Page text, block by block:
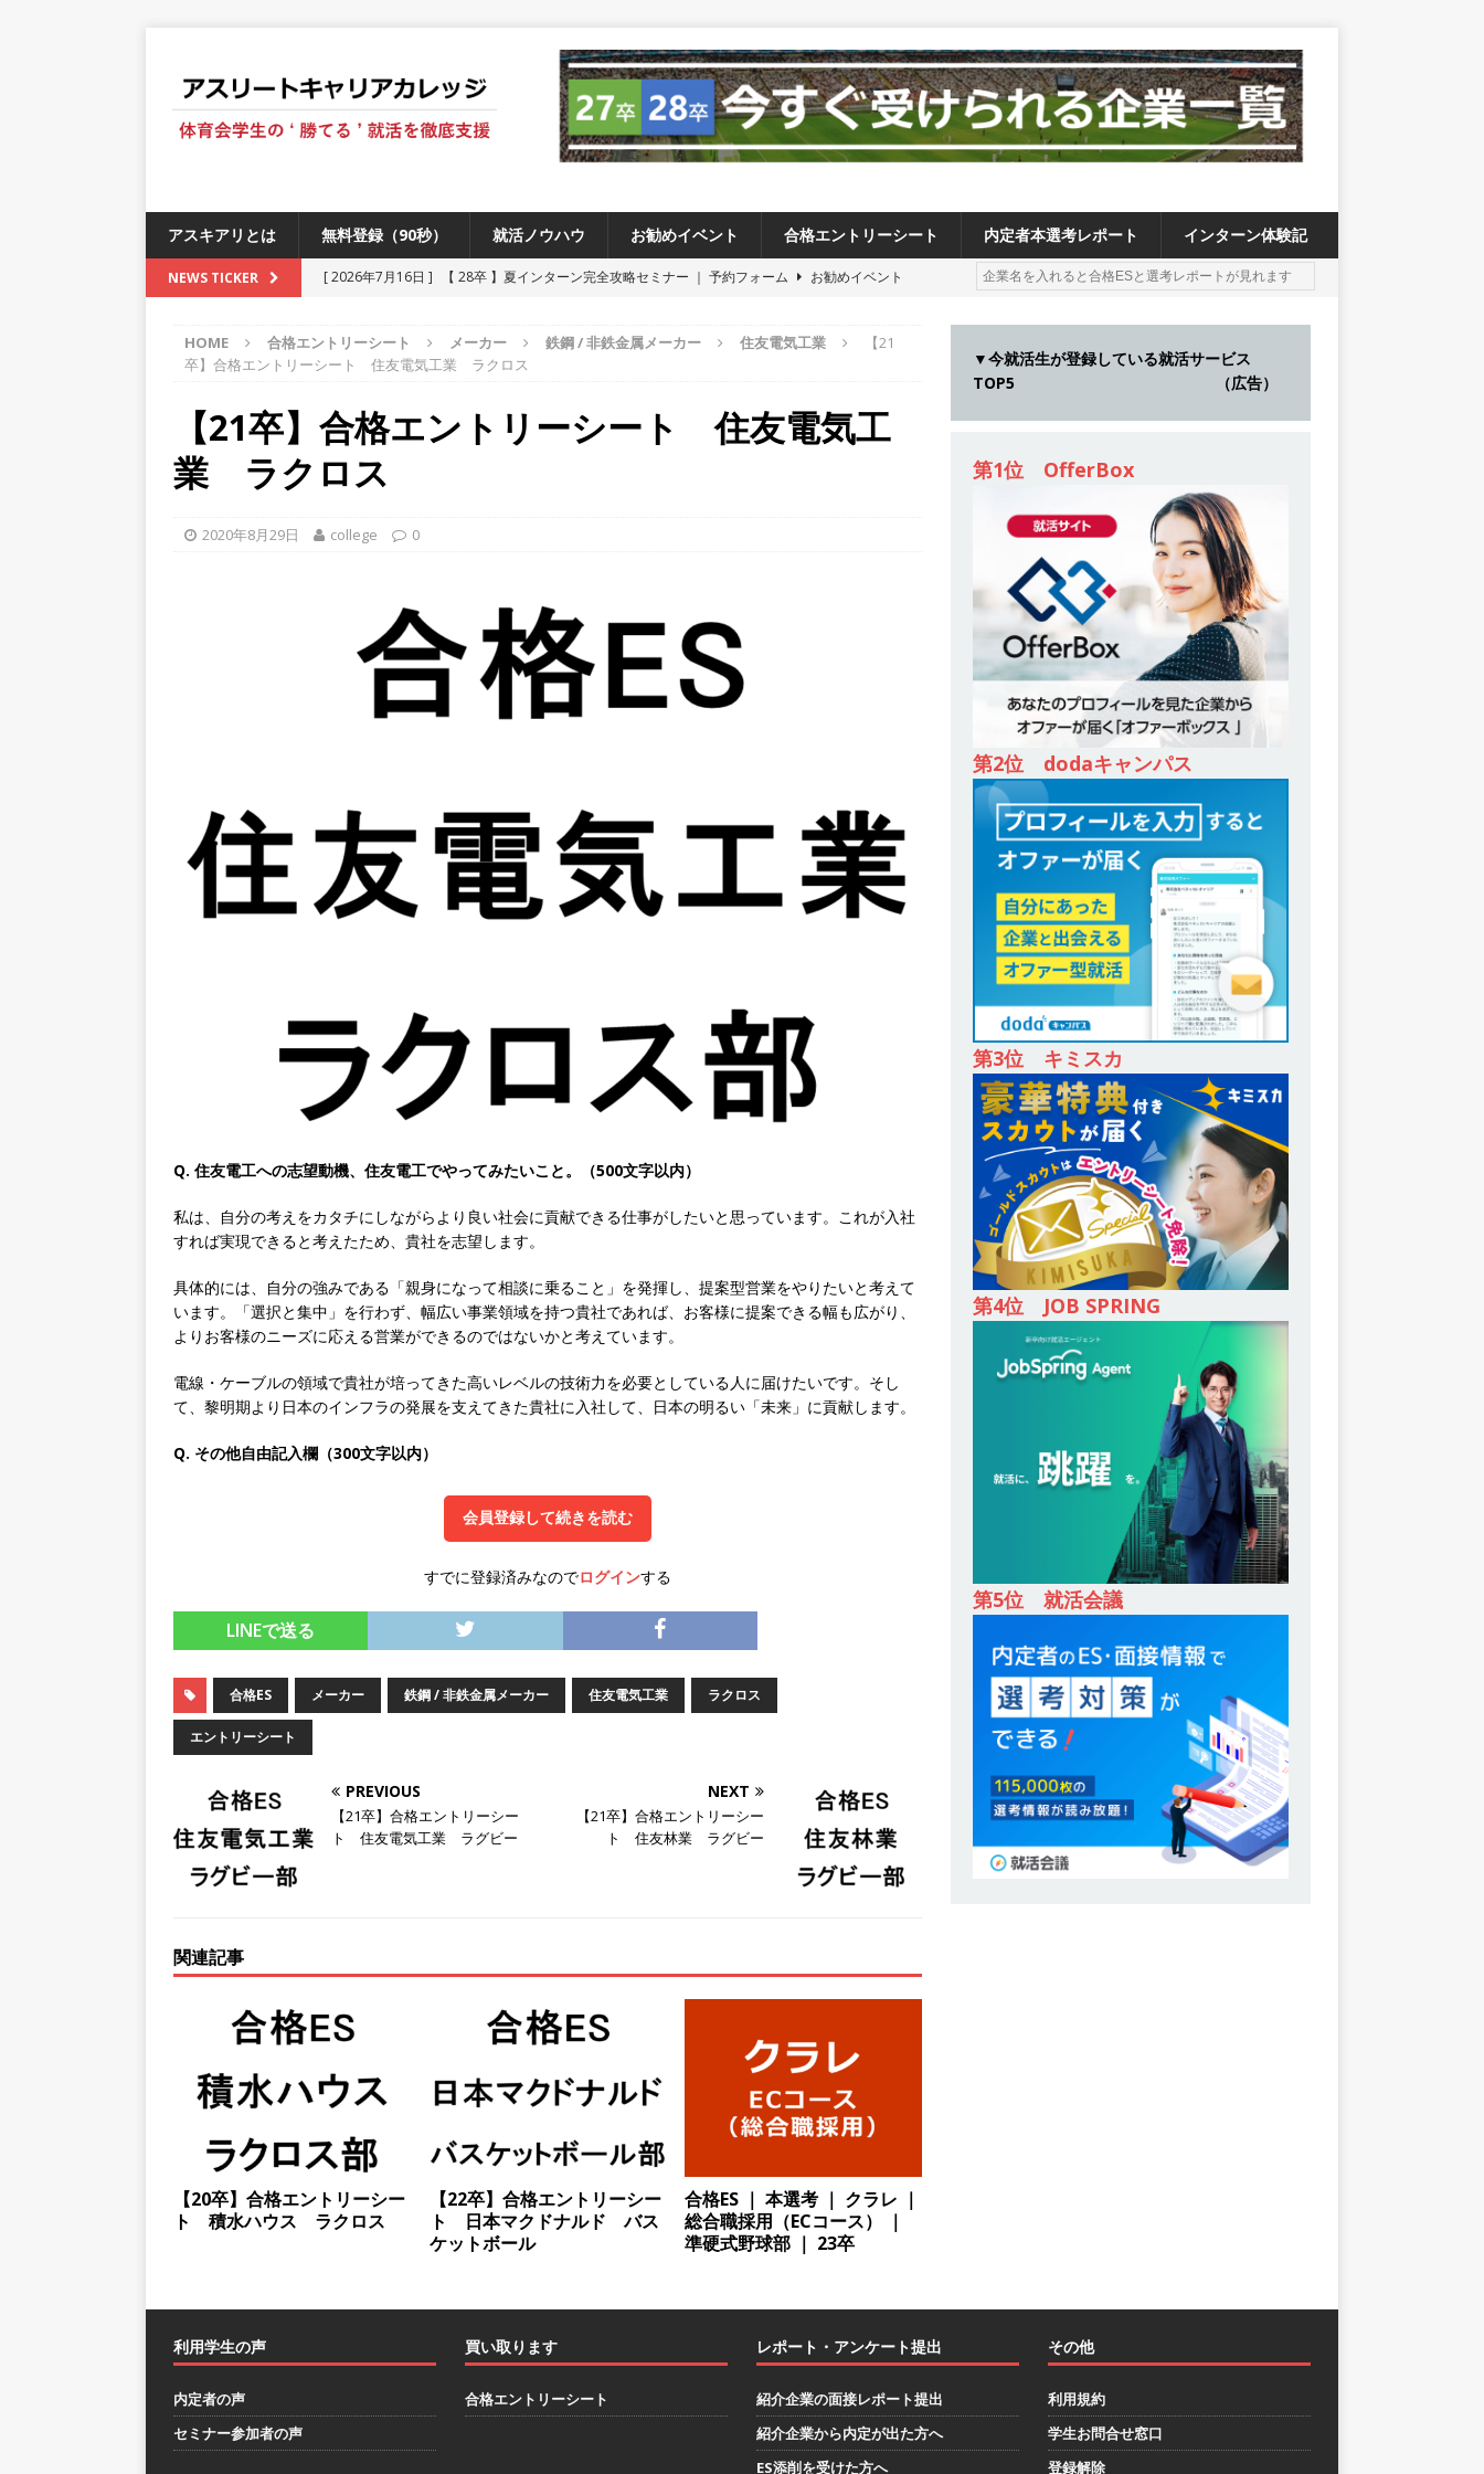
アスキアリとは 無料登録（90秒） 就活ノウハウ お勧めイベント 合格エントリーシート 内定者本選考レポート インターン体験記
NEWS TICKER [ 2026年7月16日 ] 【 28卒 】夏インターン完全攻略セミナー ｜ 予約フォーム
お勧めイベント
[ 2026年5月17日 ]
≪ 2027卒 ≫ 今すぐ受けられる優良企業一覧（26社）
体育会積極採用企業
[ 2026年5月15日 ] 【 28卒 ｜ カプコンが体育会学生を求めアスキヤリ限定イベント開催!! 】 世界
230以上の国・地域で愛される日本屈指のゲームメーカー ｜ 9期連続の最高益・11期連続の10%以
[ 2026年5月15日 ]
体育会積極採用企業
[ 2026年5月15日 ] 【 28卒 ｜ インターンシップ参加者は書類選考・一次面接免除 】 M&A総研の
グループ企業 ｜ 日本トップレベルの企業へ幅広いコンサルを行う ｜ スタートアップの成長性×大
50％以上の製品保有!! ｜ 一眼レフ大手メーカー全てと取引する国内トップシェアのマグネシウム
部品製造メーカー ｜ 賞与前年度実績6.5ヵ月・平均6ヶ月以上 ｜ ミツワ電機工業
体育会積極採
用企業
ゴー
体育会積極採用企業
[ 2026年5月14日 ]
【 28卒 】 NTTドコモグループと電通グループの傘下 ｜ 初任給40万 ｜ 人より
速く、高い成長を求める人には超魅力的な挑戦環境!! ｜ 日本で初めてインターネット広告事業を始
[ 2026年5月14日 ] 【 28卒 ｜ 体験型インターンシップ 】スタンダード上場 ｜ 業界No.1 企業医療
機関向け広告・人材営業 ｜ 未経験からコンサル、マーケティング、ブランディングが経験できる
｜ 土日祝休み ｜ 年間休日124日 ｜ ギミック
[ 2026年5月14日 ] 【 28卒 ｜ 不動産・営業を知れる仕事体験開催 】大阪勤務・転勤なし ｜ 関西
知名度抜群の総合不動産会社 ｜ マンション販売戸数近畿圏第3位 ｜ 初任給30万+手当、1年目で年
[ 2026年5月14日 ] 【 28卒 ｜ 30分のオンライン業界研究・企業説明会 】 世界最大級の金融サー
ビス機関 ｜ BtoBtoCの代理店営業 ｜ 20代で年収1,000万円目指せる ｜ 賞与年4回・年間休日120
【 28卒｜営業職向けオープンカンパニー 】世界トップシェアの半導体技術を
体育会積極採用企業
【 28卒 ｜ 適性検査合否免除・面接確約!! ｜ 1dayインターンあり 】 東京勤務
販売までを担う ｜ 平均年収809万 ｜ 年間休日130日・土日祝完全休み ｜ スタンダード上場 ｜ 明
務・転勤なし ｜ 投資用住宅販売をリードする企業が手がける賃貸アパート・マンションの管理を
行う ｜ 年間休日125日以上 ｜ 不動産業ではレアな私服出社OK ｜ 土日祝完全休み ｜ スタンダー
体育会積極採用企業
としてクライアントの課題を解決 ｜ 土日祝完全休み ｜ データアナリティクスラボ
体育会積極
採用企業
[ 2026年5月14日 ] 【 28卒 ｜ 東京勤務・転勤なし 】 食品・生鮮業界に特化した人材紹介サービ
スを提供するベンチャー企業 ｜ 設立から毎年黒字経営。売上は常に右肩上がり ｜ 未経験から営業
として成長・収入アップが目指せる環境 ｜ オイシル
体育会積極採用企業
[ 2026年5月13日 ]
【 28卒 ｜ トップ企業内定の登竜門!! 満足度98％のインターン 】 東京勤務・
転勤なし ｜ 文系IT未経験でもOK ｜ 新卒の3年以内昇進率91％ ｜ IT社会の今まさに求められてい
模の重要施設の建設に携わるサブコン ｜ 環境保全や脱炭素社会の実現にも貢献 ｜ 初任給28万+各
[ 2026年5月13日 ]
【 28卒 ｜ 建築プロセスの一部を体験できるイベント開催 】香川・大阪勤務
｜ 四国・関東エリアで圧倒的な存在感を誇る総合建設会社（ゼネコン） ｜ 充実の福利厚生・資格
HOME 合格エントリーシート メーカー 鉄鋼 / 非鉄金属メーカー 住友電気工業
【21
卒】合格エントリーシート 住友電気工業 ラクロス
【21卒】合格エントリーシート 住友電気工
業 ラクロス
2020年8月29日 college 0
Q. 住友電工への志望動機、住友電工でやってみたいこと。（500文字以内）
私は、自分の考えをカタチにしながらより良い社会に貢献できる仕事がしたいと思っています。これが入社
すれば実現できると考えたため、貴社を志望します。
具体的には、自分の強みである「親身になって相談に乗ること」を発揮し、提案型営業をやりたいと考えて
います。「選択と集中」を行わず、幅広い事業領域を持つ貴社であれば、お客様に提案できる幅も広がり、
よりお客様のニーズに応える営業ができるのではないかと考えています。
電線・ケーブルの領域で貴社が培ってきた高いレベルの技術力を必要としている人に届けたいです。そし
て、黎明期より日本のインフラの発展を支えてきた貴社に入社して、日本の明るい「未来」に貢献します。
Q. その他自由記入欄（300文字以内）
会員登録して続きを読む
すでに登録済みなのでログインする
LINEで送る
合格ES メーカー 鉄鋼 / 非鉄金属メーカー 住友電気工業 ラクロス
エントリーシート
PREVIOUS
【21卒】合格エントリーシー
ト 住友電気工業 ラグビー
NEXT
【21卒】合格エントリーシー
ト 住友林業 ラグビー
関連記事
【20卒】合格エントリーシー
ト 積水ハウス ラクロス
【22卒】合格エントリーシー
ト 日本マクドナルド バス
ケットボール
合格ES ｜ 本選考 ｜ クラレ ｜
総合職採用（ECコース） ｜
準硬式野球部 ｜ 23卒
▼今就活生が登録している就活サービス
TOP5 （広告）
第1位 OfferBox
第2位 dodaキャンパス
第3位 キミスカ
第4位 JOB SPRING
第5位 就活会議
利用学生の声
内定者の声
セミナー参加者の声
買い取ります
合格エントリーシート
レポート・アンケート提出
紹介企業の面接レポート提出
紹介企業から内定が出た方へ
ES添削を受けた方へ
その他
利用規約
学生お問合せ窓口
登録解除